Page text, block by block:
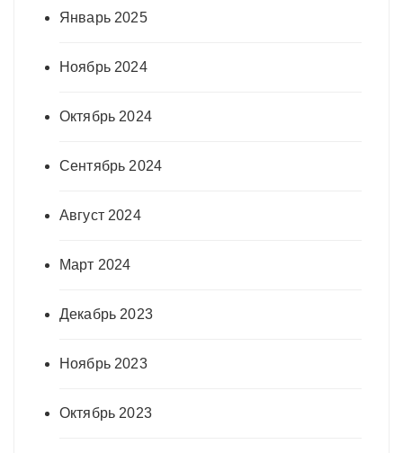
Январь 2025
Ноябрь 2024
Октябрь 2024
Сентябрь 2024
Август 2024
Март 2024
Декабрь 2023
Ноябрь 2023
Октябрь 2023